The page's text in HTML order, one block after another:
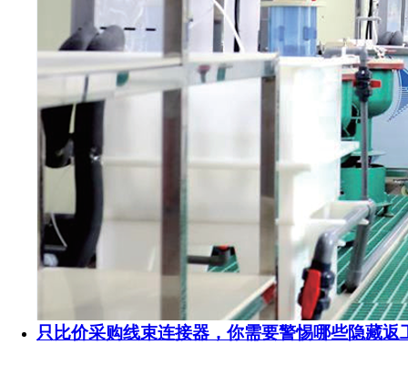
只比价采购线束连接器，你需要警惕哪些隐藏返